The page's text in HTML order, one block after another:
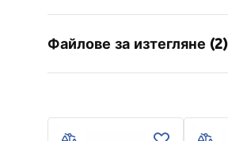
Материал
Цвят
Файлове за изтегляне (2)
инсталиране